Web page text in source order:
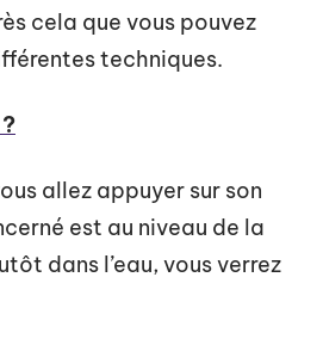
cela que vous pouvez
techniques.
allez appuyer sur son
est au niveau de la
dans l’eau, vous verrez